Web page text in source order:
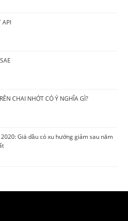
API
CHAI NHỚT CÓ Ý NGHĨA GÌ?
2020: Giá dầu có xu hướng giảm sau năm